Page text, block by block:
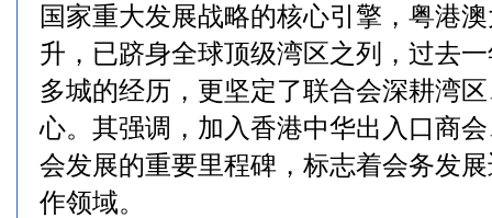
国家重大发展战略的核心引擎，粤港
升，已跻身全球顶级湾区之列，过去
多城的经历，更坚定了联合会深耕湾
心。其强调，加入香港中华出入口商
会发展的重要里程碑，标志着会务发
作领域。